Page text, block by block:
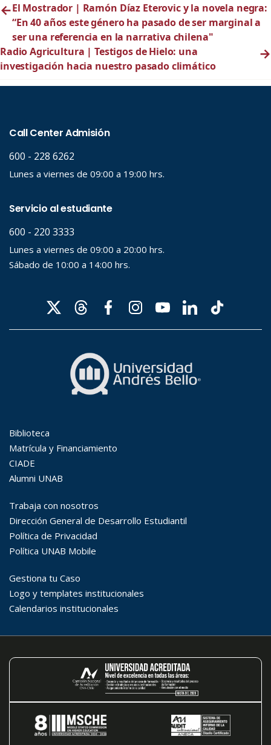
←El Mostrador | Ramón Díaz Eterovic y la novela negra:
“En 40 años este género ha pasado de ser marginal a
ser una referencia en la narrativa chilena"
Radio Agricultura | Testigos de Hielo: una
investigación hacia nuestro pasado climático
→